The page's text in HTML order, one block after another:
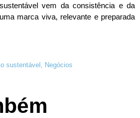
vem da consistência e da
marca viva, relevante e preparada
sustentável Negócios